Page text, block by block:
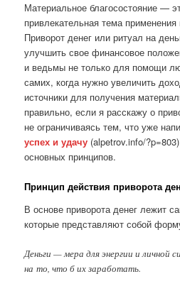
Материальное благосостояние —
привлекательная тема
Приворот денег или ритуал на
улучшить свое финансовое
и ведьмы не только для помощи
самих, когда нужно увеличить
источники для получения
правильно, если я расскажу о
не ограничиваясь тем, что уже
успех и удачу (alpetrov.info/
основных принципов.
Принцип действия приворота
В основе приворота денег лежит
которые представляют собой
Деньги — мера для энергии и личной
на то, что б их заработать.